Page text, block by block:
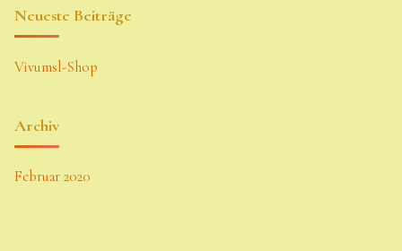
Neueste Beiträge
Vivumsl-Shop
Archiv
Februar 2020